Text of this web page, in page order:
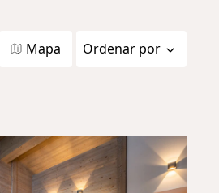
Mapa Ordenar por